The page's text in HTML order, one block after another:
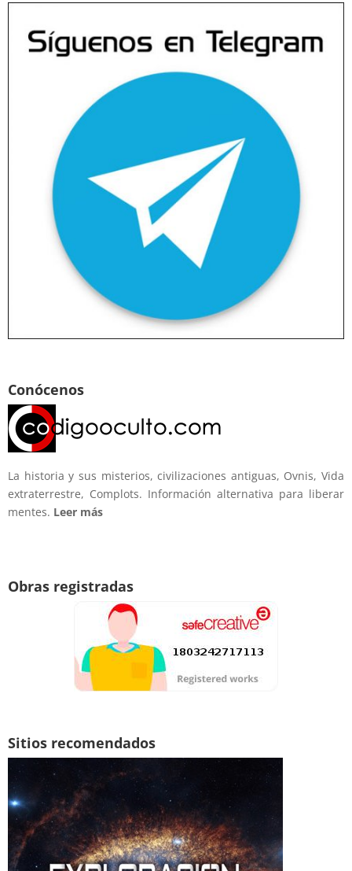
Conócenos
La historia y sus misterios, civilizaciones antiguas, Ovnis, Vida
extraterrestre, Complots. Información alternativa para liberar
mentes. Leer más
Obras registradas
Sitios recomendados